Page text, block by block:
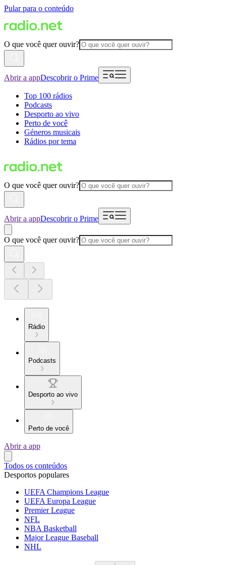
Pular para o conteúdo
O que você quer ouvir?
Abrir a appDescobrir o Prime
Top 100 rádios
Podcasts
Desporto ao vivo
Perto de você
Géneros musicais
Rádios por tema
O que você quer ouvir?
Abrir a appDescobrir o Prime
O que você quer ouvir?
Rádio
Podcasts
Desporto ao vivo
Perto de você
Abrir a app
Todos os conteúdos
Desportos populares
UEFA Champions League
UEFA Europa League
Premier League
NFL
NBA Basketball
Major League Baseball
NHL